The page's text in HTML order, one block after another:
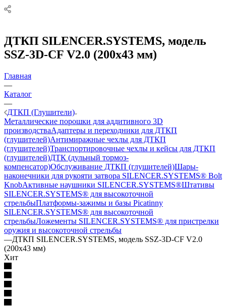
ДТКП SILENCER.SYSTEMS, модель
SSZ-3D-CF V2.0 (200х43 мм)
Главная
—
Каталог
—
ДТКП (Глушители)
Металлические порошки для аддитивного 3D
производстваАдаптеры и переходники для ДТКП
(глушителей)Антимиражные чехлы для ДТКП
(глушителей)Транспортировочные чехлы и кейсы для ДТКП
(глушителей)ДТК (дульный тормоз-
компенсатор)Обслуживание ДТКП (глушителей)Шары-
наконечники для рукояти затвора SILENCER.SYSTEMS® Bolt
KnobАктивные наушники SILENCER.SYSTEMS®Штативы
SILENCER.SYSTEMS® для высокоточной
стрельбыПлатформы-зажимы и базы Picatinny
SILENCER.SYSTEMS® для высокоточной
стрельбыЛожементы SILENCER.SYSTEMS® для пристрелки
оружия и высокоточной стрельбы
—ДТКП SILENCER.SYSTEMS, модель SSZ-3D-CF V2.0
(200х43 мм)
Хит